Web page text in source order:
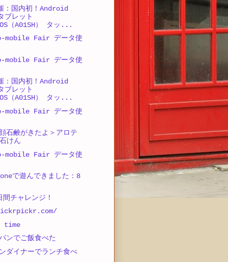
：国内初！Android
ブレット
（A01SH） タッ...
mobile Fair データ使
mobile Fair データ使
：国内初！Android
ブレット
（A01SH） タッ...
mobile Fair データ使
石鹸がきたよ＞アロテ
けん
mobile Fair データ使
で遊んできました：8
チャレンジ！
time
ンでご飯食べた
ダイナーでランチ食べ